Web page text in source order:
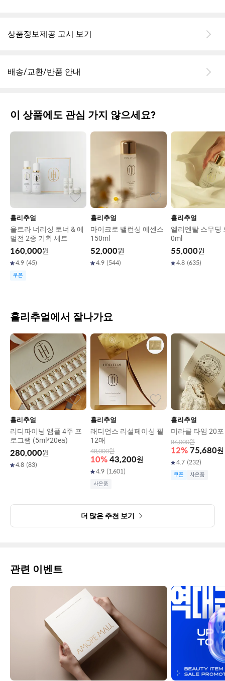
상품정보제공 고시 보기
배송/교환/반품 안내
이 상품에도 관심 가지 않으세요?
홀리추얼
울트라 너리싱 토너 & 에
멀전 2종 기획 세트
160,000원
4.9 (45)
쿠폰
홀리추얼
마이크로 밸런싱 에센스
150ml
52,000원
4.9 (544)
홀리추얼
엘리멘탈 스무딩
0ml
55,000원
4.8 (635)
홀리추얼에서 잘나가요
홀리추얼
리디파이닝 앰플 4주 프
로그램 (5ml*20ea)
280,000원
4.8 (83)
홀리추얼
래디언스 리설페이싱 필
12매
48,000원
10% 43,200원
4.9 (1,601)
사은품
홀리추얼
미라클 타임 20포
86,000원
12% 75,680원
4.7 (232)
쿠폰 사은품
더 많은 추천 보기
관련 이벤트